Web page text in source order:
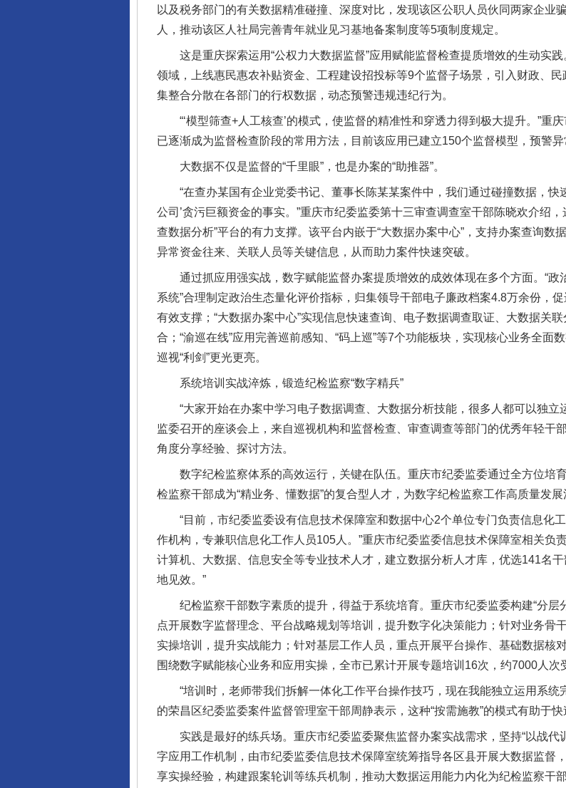
以及税务部门的有关数据精准碰撞、深度对比，发现该区公职人员伙同两家企业
人，推动该区人社局完善青年就业见习基地备案制度等5项制度规定。
这是重庆探索运用“公权力大数据监督”应用赋能监督检查提质增效的生动实
领域，上线惠民惠农补贴资金、工程建设招投标等9个监督子场景，引入财政、
集整合分散在各部门的行权数据，动态预警违规违纪行为。
“‘模型筛查+人工核查’的模式，使监督的精准性和穿透力得到极大提升。”重
已逐渐成为监督检查阶段的常用方法，目前该应用已建立150个监督模型，预警异
大数据不仅是监督的“千里眼”，也是办案的“助推器”。
“在查办某国有企业党委书记、董事长陈某某案件中，我们通过碰撞数据，快
公司’贪污巨额资金的事实。”重庆市纪委监委第十三审查调查室干部陈晓欢介绍
查数据分析”平台的有力支撑。该平台内嵌于“大数据办案中心”，支持办案查询数
异常资金往来、关联人员等关键信息，从而助力案件快速突破。
通过抓应用强实战，数字赋能监督办案提质增效的成效体现在多个方面。“政
系统”合理制定政治生态量化评价指标，归集领导干部电子廉政档案4.8万余份，
有效支撑；“大数据办案中心”实现信息快速查询、电子数据调查取证、大数据关
合；“渝巡在线”应用完善巡前感知、“码上巡”等7个功能板块，实现核心业务全面
巡视“利剑”更光更亮。
系统培训实战淬炼，锻造纪检监察“数字精兵”
“大家开始在办案中学习电子数据调查、大数据分析技能，很多人都可以独立
监委召开的座谈会上，来自巡视机构和监督检查、审查调查等部门的优秀年轻干
角度分享经验、探讨方法。
数字纪检监察体系的高效运行，关键在队伍。重庆市纪委监委通过全方位培
检监察干部成为“精业务、懂数据”的复合型人才，为数字纪检监察工作高质量发展
“目前，市纪委监委设有信息技术保障室和数据中心2个单位专门负责信息化
作机构，专兼职信息化工作人员105人。”重庆市纪委监委信息技术保障室相关负
计算机、大数据、信息安全等专业技术人才，建立数据分析人才库，优选141名
地见效。”
纪检监察干部数字素质的提升，得益于系统培育。重庆市纪委监委构建“分层
点开展数字监督理念、平台战略规划等培训，提升数字化决策能力；针对业务骨
实操培训，提升实战能力；针对基层工作人员，重点开展平台操作、基础数据核
围绕数字赋能核心业务和应用实操，全市已累计开展专题培训16次，约7000人次
“培训时，老师带我们拆解一体化工作平台操作技巧，现在我能独立运用系统
的荣昌区纪委监委案件监督管理室干部周静表示，这种“按需施教”的模式有助于快
实践是最好的练兵场。重庆市纪委监委聚焦监督办案实战需求，坚持“以战代
字应用工作机制，由市纪委监委信息技术保障室统筹指导各区县开展大数据监督
享实操经验，构建跟案轮训等练兵机制，推动大数据运用能力内化为纪检监察干部